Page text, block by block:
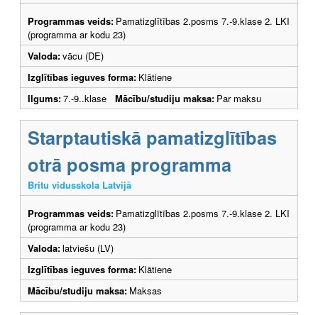
Programmas veids: Pamatizglītības 2.posms 7.-9.klase 2. LKI
(programma ar kodu 23)
Valoda:vācu (DE)
Izglītības ieguves forma: Klātiene
Ilgums:7.-9..klase Mācību/studiju maksa: Par maksu
Starptautiskā pamatizglītības
otrā posma programma
Britu vidusskola Latvijā
Programmas veids: Pamatizglītības 2.posms 7.-9.klase 2. LKI
(programma ar kodu 23)
Valoda:latviešu (LV)
Izglītības ieguves forma: Klātiene
Mācību/studiju maksa: Maksas